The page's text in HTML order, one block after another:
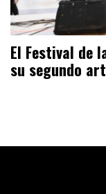
El Festival de
su segundo